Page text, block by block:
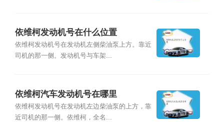
依维柯发动机号在什么位置
依维柯发动机号在发动机左侧柴油泵上方。靠近
司机的那一侧。发动机号与车架...
依维柯汽车发动机号在哪里
依维柯发动机号在发动机左边柴油泵的上方，靠
近司机的那一侧。依维柯，全名...